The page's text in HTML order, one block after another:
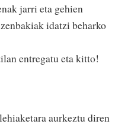
jarri eta gehien
idatzi beharko
entregatu eta kitto!
aurkeztu diren